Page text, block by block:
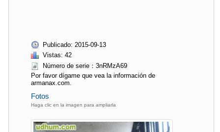
Publicado: 2015-09-13
Vistas: 42
Número de serie：3nRMzA69
Por favor dígame que vea la información de
armanax.com.
Fotos
Haga clic en la imagen para ampliarla